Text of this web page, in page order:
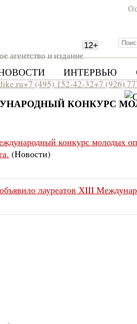
агентство и издание
12+
ИНТЕРВЬЮ
+7 (495) 152-42-32+7 (926)
КОНКУРС
конкурс молодых
(Новости)
лауреатов ХIII